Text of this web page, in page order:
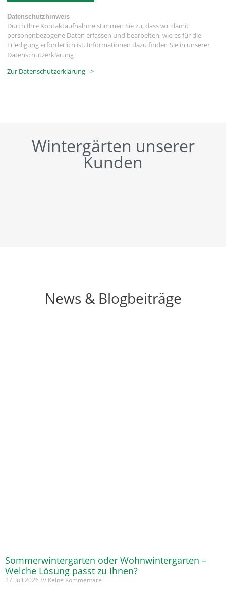
Datenschutzhinweis
Durch Ihre Kontaktaufnahme stimmen Sie zu, dass wir damit
personenbezogene Daten erfassen und bearbeiten, wie es für die
Erledigung erforderlich ist. Informationen dazu finden Sie in unserer
Datenschutzerklärung
Zur Datenschutzerklärung –>
Wintergärten unserer
Kunden
News & Blogbeiträge
Sommerwintergarten oder Wohnwintergarten –
Welche Lösung passt zu Ihnen?
27. Juli 2026 Keine Kommentare